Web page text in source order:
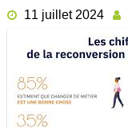
11 juillet 2024